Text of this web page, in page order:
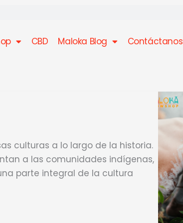
CBD Maloka Blog Contáctanos
culturas a lo largo de la historia.
a las comunidades indígenas,
parte integral de la cultura